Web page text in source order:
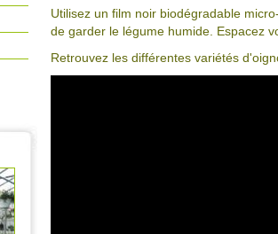
Utilisez un film noir biodégradable
de garder le légume humide. Espacez
Retrouvez les différentes variétés